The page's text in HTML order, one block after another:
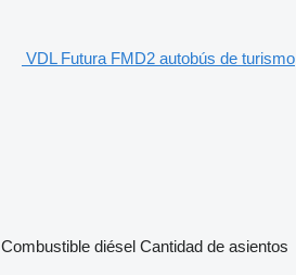
VDL Futura FMD2 autobús de turismo
Combustible diésel Cantidad de asientos